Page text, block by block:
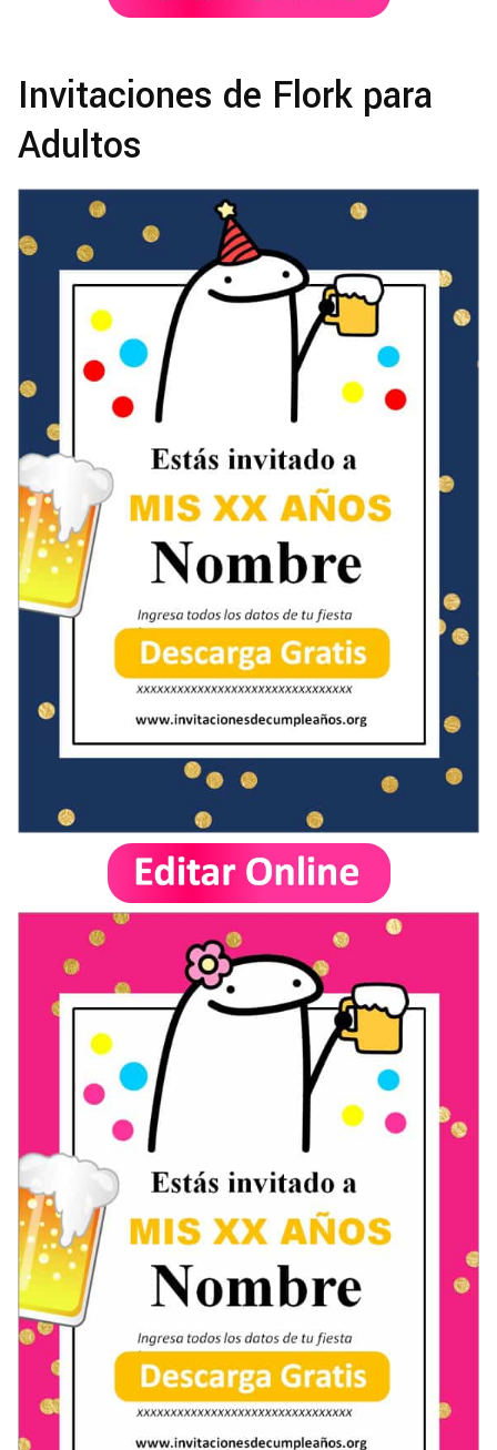
Invitaciones de Flork para
Adultos